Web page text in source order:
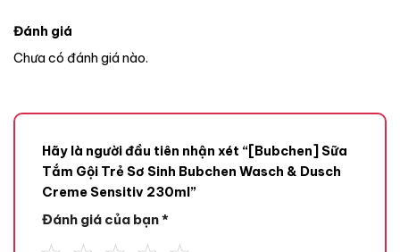
Đánh giá
Chưa có đánh giá nào.
Hãy là người đầu tiên nhận xét “[Bubchen] Sữa
Tắm Gội Trẻ Sơ Sinh Bubchen Wasch & Dusch
Creme Sensitiv 230ml”
Đánh giá của bạn*